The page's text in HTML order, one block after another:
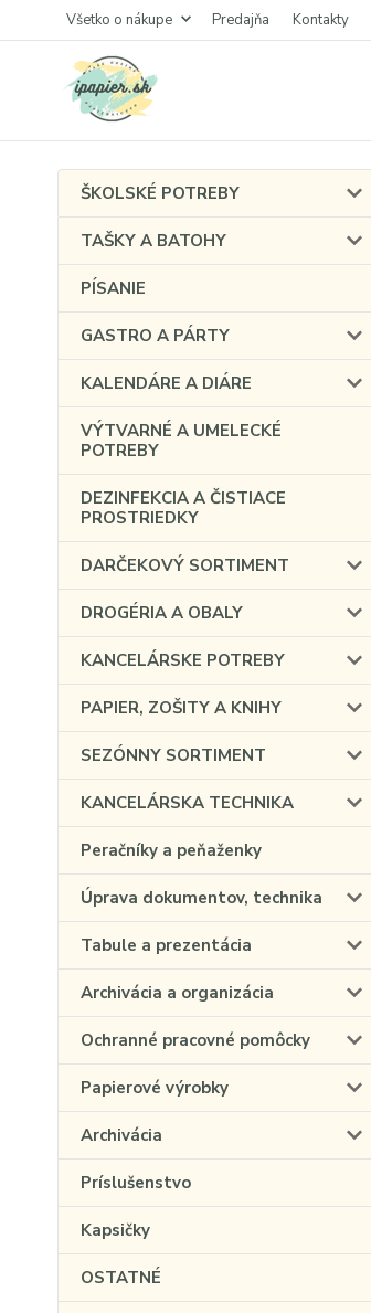
Všetko o nákupe Predajňa Kontakty
ŠKOLSKÉ POTREBY
TAŠKY A BATOHY
PÍSANIE
GASTRO A PÁRTY
KALENDÁRE A DIÁRE
VÝTVARNÉ A UMELECKÉ
POTREBY
DEZINFEKCIA A ČISTIACE
PROSTRIEDKY
DARČEKOVÝ SORTIMENT
DROGÉRIA A OBALY
KANCELÁRSKE POTREBY
PAPIER, ZOŠITY A KNIHY
SEZÓNNY SORTIMENT
KANCELÁRSKA TECHNIKA
Peračníky a peňaženky
Úprava dokumentov, technika
Tabule a prezentácia
Archivácia a organizácia
Ochranné pracovné pomôcky
Papierové výrobky
Archivácia
Príslušenstvo
Kapsičky
OSTATNÉ